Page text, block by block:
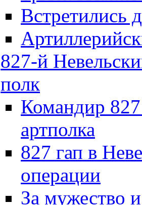
Встретились
827-й
полк
Командир 827
артполка
827 гап в
операции
За мужество